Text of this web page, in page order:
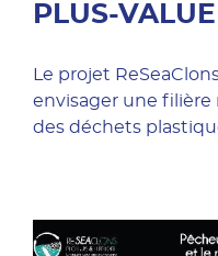
PLUS-VALUE
Le projet
envisager une filière
des déchets